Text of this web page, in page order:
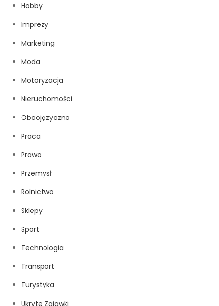
Hobby
Imprezy
Marketing
Moda
Motoryzacja
Nieruchomości
Obcojęzyczne
Praca
Prawo
Przemysł
Rolnictwo
Sklepy
Sport
Technologia
Transport
Turystyka
Ukryte Zajawki